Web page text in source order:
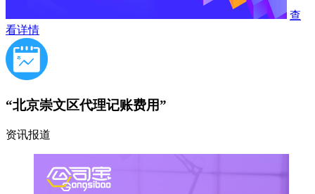
查
看详情
“北京崇文区代理记账费用”
资讯报道